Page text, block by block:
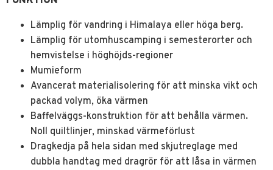
Lämplig för vandring i Himalaya eller höga berg.
Lämplig för utomhuscamping i semesterorter och
hemvistelse i höghöjds-regioner
Mumieform
Avancerat materialisolering för att minska vikt och
packad volym, öka värmen
Baffelväggs-konstruktion för att behålla värmen.
Noll quiltlinjer, minskad värmeförlust
Dragkedja på hela sidan med skjutreglage med
dubbla handtag med dragrör för att låsa in värmen